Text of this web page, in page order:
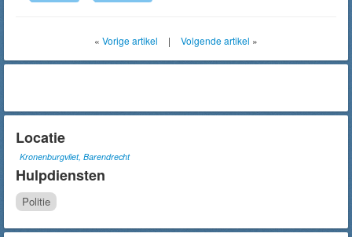
« Vorige artikel | Volgende artikel »
Locatie
Kronenburgvliet, Barendrecht
Hulpdiensten
Politie